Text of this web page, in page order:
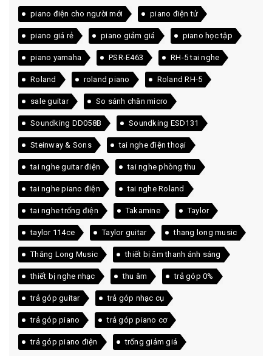
piano điện cho người mới piano điện tử
piano giá rẻ piano giảm giá piano học tập
piano yamaha PSR-E463 RH-5 tai nghe
Roland roland piano Roland RH-5
sale guitar So sánh chân micro
Soundking DD058B Soundking ESD131
Steinway & Sons tai nghe điện thoại
tai nghe guitar điện tai nghe phòng thu
tai nghe piano điện tai nghe Roland
tai nghe trống điện Takamine Taylor
taylor 114ce Taylor guitar thang long music
Thăng Long Music thiết bị âm thanh ánh sáng
thiết bị nghe nhạc thu âm trả góp 0%
trả góp guitar trả góp nhạc cụ
trả góp piano trả góp piano cơ
trả góp piano điện trống giảm giá